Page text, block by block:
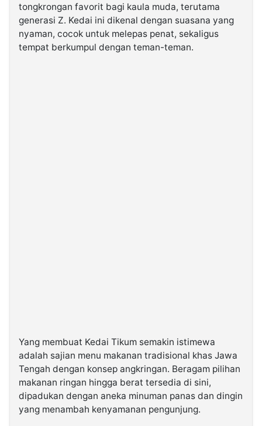
Kabarbaru.co
2026
tongkrongan favorit bagi kaula muda, terutama
generasi Z. Kedai ini dikenal dengan suasana yang
nyaman, cocok untuk melepas penat, sekaligus
tempat berkumpul dengan teman-teman.
Yang membuat Kedai Tikum semakin istimewa
adalah sajian menu makanan tradisional khas Jawa
Tengah dengan konsep angkringan. Beragam pilihan
makanan ringan hingga berat tersedia di sini,
dipadukan dengan aneka minuman panas dan dingin
yang menambah kenyamanan pengunjung.